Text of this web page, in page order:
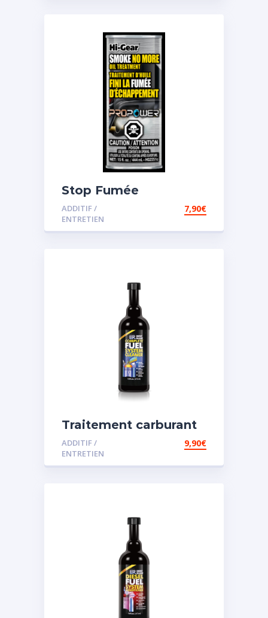
Stop Fumée
ADDITIF /
ENTRETIEN
7,90€
Traitement carburant
diesel et essence
ADDITIF /
ENTRETIEN
9,90€